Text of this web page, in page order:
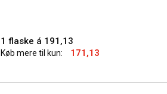
1 flaske á 191,13
Køb mere til kun: 171,13